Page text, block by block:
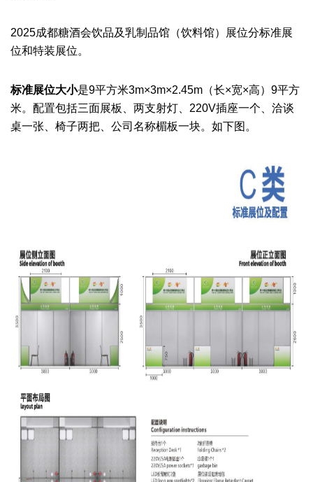
2025成都糖酒会饮品及乳制品馆（饮料馆）
展位分标准展
位和特装展位。
标准展位大小是9平方米3m×3m×2.45m（长×宽×高）9平方
米。配置包括三面展板、两支射灯、220V插座一个、洽谈
桌一张、椅子两把、公司名称楣板一块。如下图。